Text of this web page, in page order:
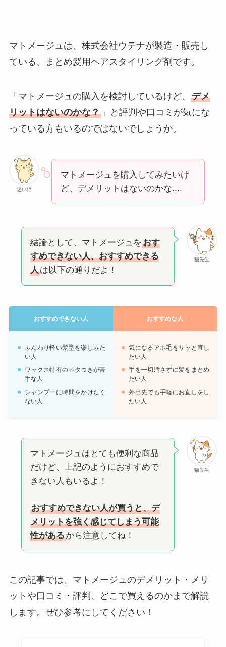
マトメージュは、株式会社ウテナが製造・販売し
ている、まとめ髪用ヘアスタイリング剤です。
「マトメージュの購入を検討しているけど、 デメ
リットはないのかな？」と評判や口コミが気にな
っている方もいるのではないでしょうか。
迷い猫
マトメージュを購入してみたいけ
ど、デメリットはないのかな....
猫先生
結論として、マトメージュをおす
すめできない人、おすすめできる
人は以下の通りだよ！
おすすめできない人 おすすめな人
ふんわり軽い髪型を楽しみた
い人
ワックス特有のベタつきが苦
手な人
シャンプーに時間をかけたく
ない人
気になるアホ毛をサッと直し
たい人
手を一切汚さずに髪をまとめ
たい人
外出先でも手軽にお直しをし
たい人
猫先生
マトメージュはとても便利な商品
だけど、上記のようにおすすめで
きない人もいるよ！
おすすめできない人が買うと、デ
メリットを強く感じてしまう可能
性があるから注意してね！
この記事では、マトメージュのデメリット・メリ
ットや口コミ・評判、どこで買えるのかまで解説
します。ぜひ参考にしてください！